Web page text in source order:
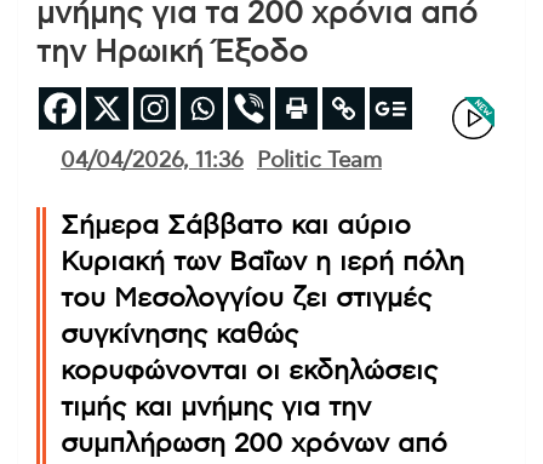
μνήμης για τα 200 χρόνια από
την Ηρωική Έξοδο
04/04/2026, 11:36 Politic Team
Σήμερα Σάββατο και αύριο
Κυριακή των Βαΐων η ιερή πόλη
του Μεσολογγίου ζει στιγμές
συγκίνησης καθώς
κορυφώνονται οι εκδηλώσεις
τιμής και μνήμης για την
συμπλήρωση 200 χρόνων από